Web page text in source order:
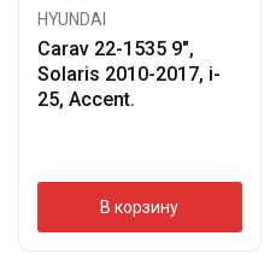
HYUNDAI
Carav 22-1535 9″,
Solaris 2010-2017, i-
25, Accent.
В корзину